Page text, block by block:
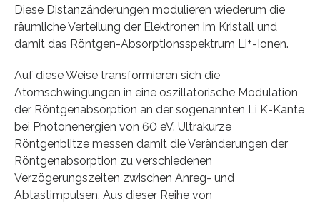
Diese Distanzänderungen modulieren wiederum die
räumliche Verteilung der Elektronen im Kristall und
damit das Röntgen-Absorptionsspektrum Li⁺-Ionen.
Auf diese Weise transformieren sich die
Atomschwingungen in eine oszillatorische Modulation
der Röntgenabsorption an der sogenannten Li K-Kante
bei Photonenergien von 60 eV. Ultrakurze
Röntgenblitze messen damit die Veränderungen der
Röntgenabsorption zu verschiedenen
Verzögerungszeiten zwischen Anreg- und
Abtastimpulsen. Aus dieser Reihe von